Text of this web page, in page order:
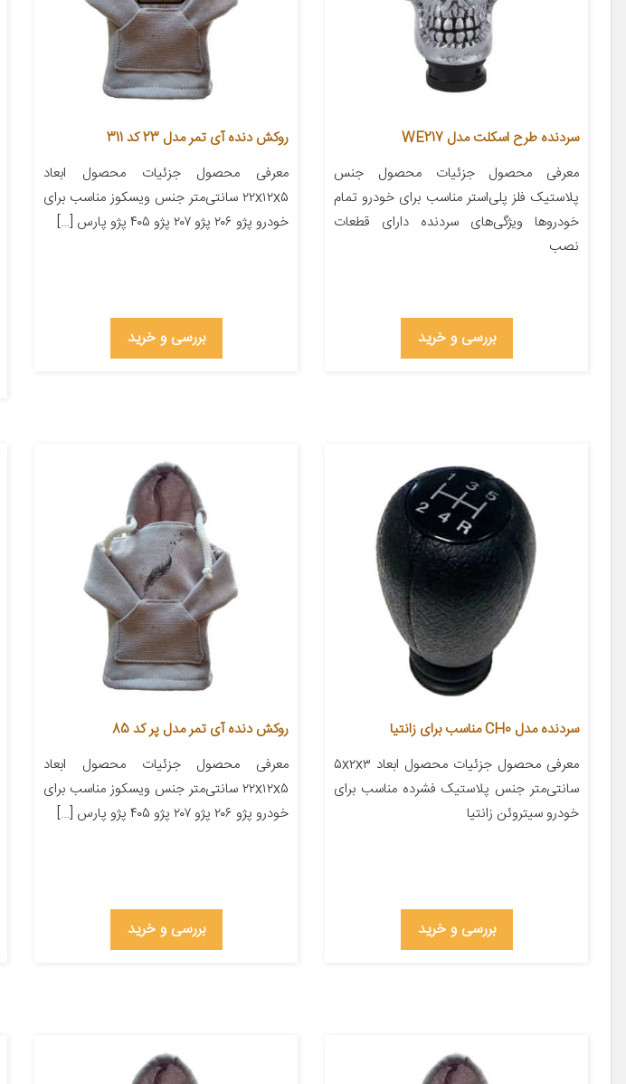
سردنده طرح اسکلت مدل WE217
معرفی محصول جزئیات محصول جنس
پلاستیک فلز پلی‌استر مناسب برای خودرو تمام
خودروها ویژگی‌های سردنده دارای قطعات
نصب
بررسی و خرید
روکش دنده آی تمر مدل 23 کد 311
معرفی محصول جزئیات محصول ابعاد
۲۲x۱۲x۵ سانتی‌متر جنس ویسکوز مناسب برای
خودرو پژو ۲۰۶ پژو ۲۰۷ پژو ۴۰۵ پژو پارس […]
بررسی و خرید
سردنده مدل CH0 مناسب برای زانتیا
معرفی محصول جزئیات محصول ابعاد ۵x۲x۳
سانتی‌متر جنس پلاستیک فشرده مناسب برای
خودرو سیتروئن زانتیا
بررسی و خرید
روکش دنده آی تمر مدل پر کد 85
معرفی محصول جزئیات محصول ابعاد
۲۲x۱۲x۵ سانتی‌متر جنس ویسکوز مناسب برای
خودرو پژو ۲۰۶ پژو ۲۰۷ پژو ۴۰۵ پژو پارس […]
بررسی و خرید